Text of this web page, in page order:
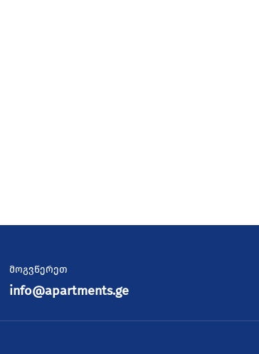
მოგვწერეთ
info@apartments.ge